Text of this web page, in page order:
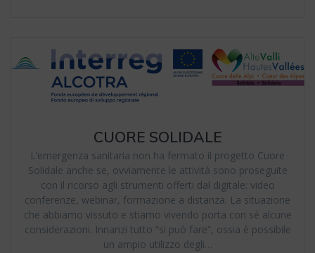
CUORE SOLIDALE
L’emergenza sanitaria non ha fermato il progetto Cuore
Solidale anche se, ovviamente le attività sono proseguite
con il ricorso agli strumenti offerti dal digitale: video
conferenze, webinar, formazione a distanza. La situazione
che abbiamo vissuto e stiamo vivendo porta con sé alcune
considerazioni. Innanzi tutto “si può fare”, ossia è possibile
un ampio utilizzo degli…